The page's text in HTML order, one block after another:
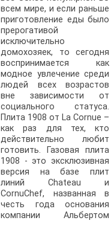
всем мире, и если раньше
приготовление еды было
прерогативой
исключительно
домохозяек, то сегодня
воспринимается как
модное увлечение среди
людей всех возрастов
вне зависимости от
социального статуса.
Плита 1908 от La Cornue –
как раз для тех, кто
действительно любит
готовить. Газовая плита
1908 - это эксклюзивная
версия на базе плит
линий Chateau и
CornuChef, названная в
честь года основания
компании Альбертом